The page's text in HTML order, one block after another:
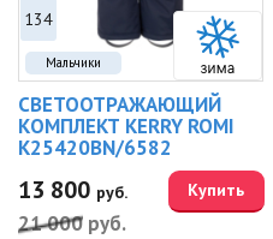
Мальчики
134
СВЕТООТРАЖАЮЩИЙ
КОМПЛЕКТ KERRY ROMI
K25420BN/6582
13 800 руб.
21 000 руб.
Купить